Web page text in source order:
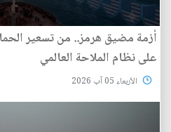
أزمة مضيق هرمز.. من تسعير
على نظام الملاحة العالمي
الأربعاء 05 آب 2026